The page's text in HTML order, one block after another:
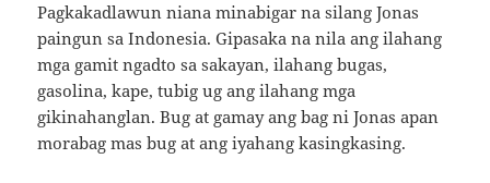
Pagkakadlawun niana minabigar na silang Jonas
paingun sa Indonesia. Gipasaka na nila ang ilahang
mga gamit ngadto sa sakayan, ilahang bugas,
gasolina, kape, tubig ug ang ilahang mga
gikinahanglan. Bug at gamay ang bag ni Jonas apan
morabag mas bug at ang iyahang kasingkasing.